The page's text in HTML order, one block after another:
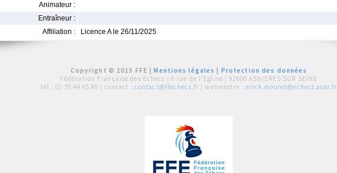
Animateur :
Entraîneur :
Affiliation :
Licence A le 26/11/2025
Copyright © 2015 FFE |Mentions légales
Protection des données
Fédération Française des Echecs | 6 rue de l'Eglise | 92600 ASNIERES SUR SEINE
tél : 01 39 44 65 80 | contact : contact@ffechecs.fr | webmestre : erick.mouret@echecs.asso.fr